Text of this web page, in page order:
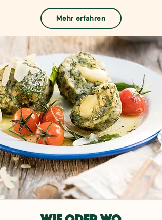
Mehr erfahren
Wie oder wo